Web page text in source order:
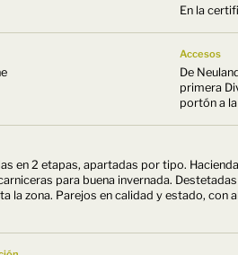
En la
Accesos
De
primera
portón a
en 2 etapas, apartadas por tipo.
para buena invernada.
la zona. Parejos en calidad y estado, con